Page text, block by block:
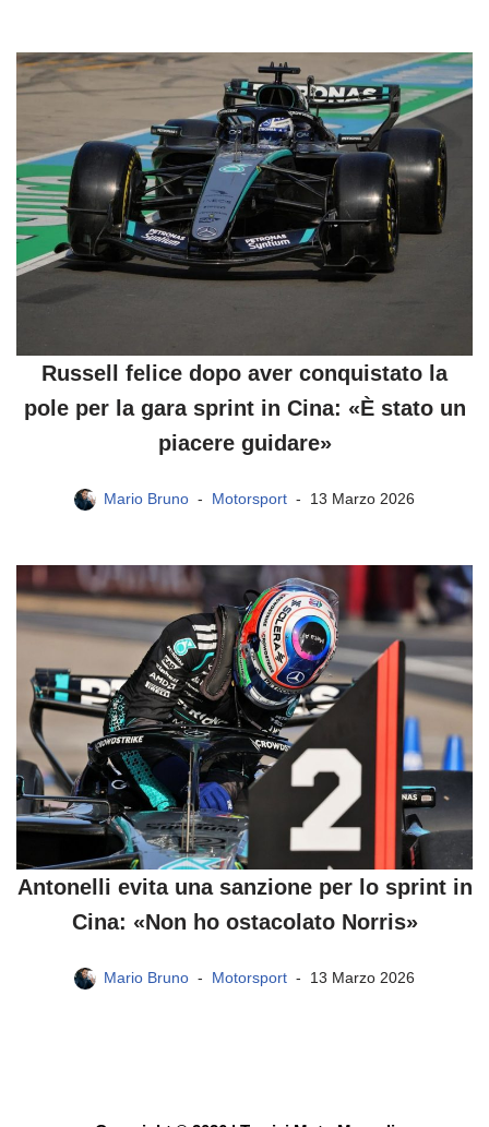
Russell felice dopo aver conquistato la
pole per la gara sprint in Cina: «È stato un
piacere guidare»
Mario Bruno Motorsport 13 Marzo 2026
Antonelli evita una sanzione per lo sprint in
Cina: «Non ho ostacolato Norris»
Mario Bruno Motorsport 13 Marzo 2026